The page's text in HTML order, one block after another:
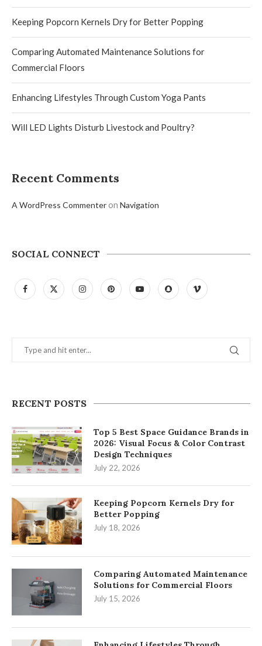
Keeping Popcorn Kernels Dry for Better Popping
Comparing Automated Maintenance Solutions for
Commercial Floors
Enhancing Lifestyles Through Custom Yoga Pants
Will LED Lights Disturb Livestock and Poultry?
Recent Comments
A WordPress Commenteron Navigation
SOCIAL CONNECT
RECENT POSTS
Top 5 Best Space Guidance Brands in
2026: Visual Focus & Color Contrast
Design Techniques
July 22, 2026
Keeping Popcorn Kernels Dry for
Better Popping
July 18, 2026
Comparing Automated Maintenance
Solutions for Commercial Floors
July 15, 2026